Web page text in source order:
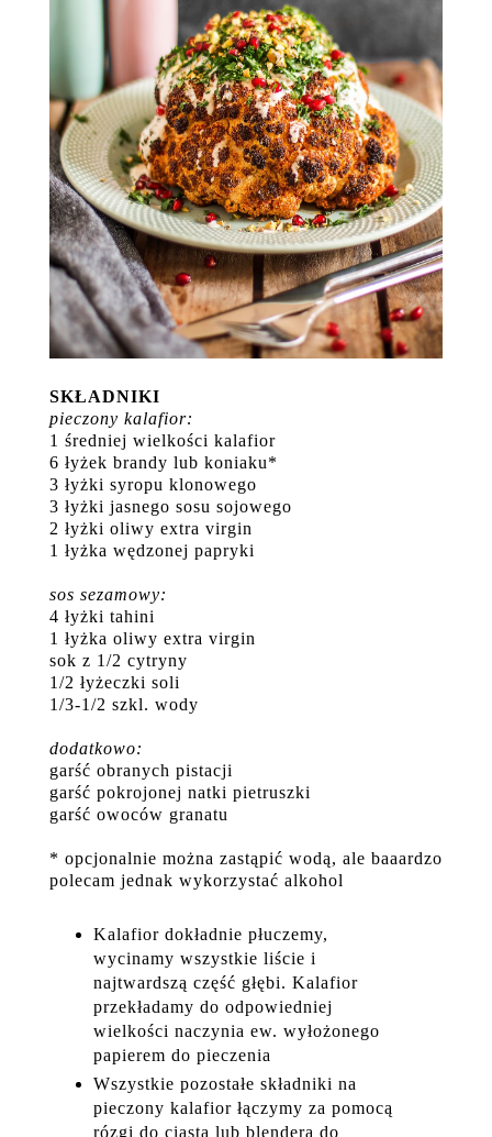
SKŁADNIKI
pieczony kalafior:
1 średniej wielkości kalafior
6 łyżek brandy lub koniaku*
3 łyżki syropu klonowego
3 łyżki jasnego sosu sojowego
2 łyżki oliwy extra virgin
1 łyżka wędzonej papryki
sos sezamowy:
4 łyżki tahini
1 łyżka oliwy extra virgin
sok z 1/2 cytryny
1/2 łyżeczki soli
1/3-1/2 szkl. wody
dodatkowo:
garść obranych pistacji
garść pokrojonej natki pietruszki
garść owoców granatu
* opcjonalnie można zastąpić wodą, ale baaardzo
polecam jednak wykorzystać alkohol
Kalafior dokładnie płuczemy,
wycinamy wszystkie liście i
najtwardszą część głębi. Kalafior
przekładamy do odpowiedniej
wielkości naczynia ew. wyłożonego
papierem do pieczenia
Wszystkie pozostałe składniki na
pieczony kalafior łączymy za pomocą
rózgi do ciasta lub blendera do